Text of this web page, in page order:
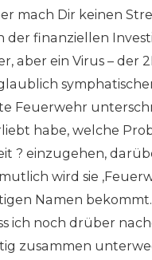
mach Dir keinen
finanziellen
aber ein Virus – der
Feuerwehr
habe, welche
? einzugehen,
wird sie
Namen
ich noch drüber
zusammen